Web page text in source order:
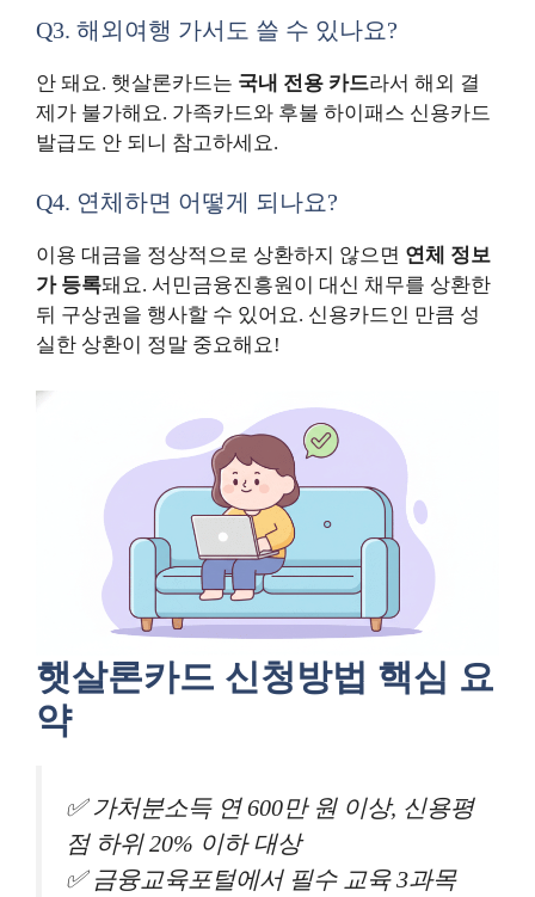
Q3. 해외여행 가서도 쓸 수 있나요?
안 돼요. 햇살론카드는 국내 전용 카드라서 해외 결
제가 불가해요. 가족카드와 후불 하이패스 신용카드
발급도 안 되니 참고하세요.
Q4. 연체하면 어떻게 되나요?
이용 대금을 정상적으로 상환하지 않으면 연체 정보
가 등록돼요. 서민금융진흥원이 대신 채무를 상환한
뒤 구상권을 행사할 수 있어요. 신용카드인 만큼 성
실한 상환이 정말 중요해요!
햇살론카드 신청방법 핵심 요
약
✅ 가처분소득 연 600만 원 이상, 신용평
점 하위 20% 이하 대상
✅ 금융교육포털에서 필수 교육 3과목